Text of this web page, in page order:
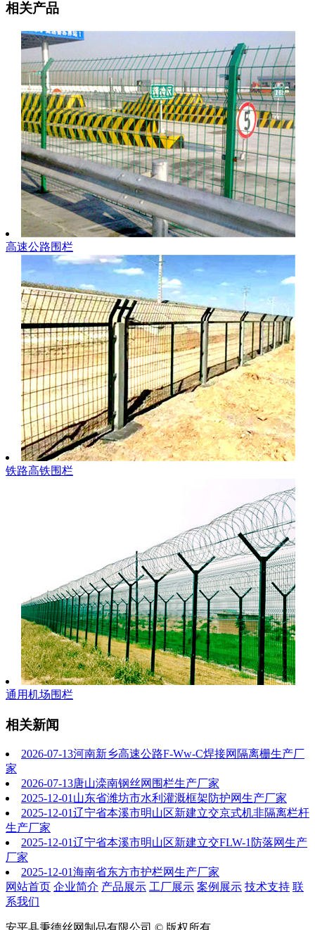
相关产品
高速公路围栏
铁路高铁围栏
通用机场围栏
相关新闻
2026-07-13河南新乡高速公路F-Ww-C焊接网隔离栅生产厂
家
2026-07-13唐山滦南钢丝网围栏生产厂家
2025-12-01 山东省潍坊市水利灌溉框架防护网生产厂家
2025-12-01辽宁省本溪市明山区新建立交京式机非隔离栏杆
生产厂家
2025-12-01辽宁省本溪市明山区新建立交FLW-1防落网生产
厂家
2025-12-01海南省东方市护栏网生产厂家
网站首页 企业简介 产品展示 工厂展示 案例展示 技术支持 联
系我们